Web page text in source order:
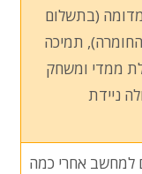
(בתשלום
תמיכה
ממדי ומשחק
ניידת
למחשב אחרי כמה